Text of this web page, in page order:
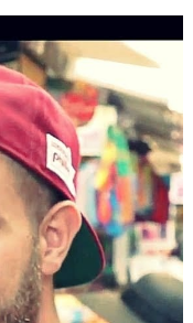
ciento cada año desde
con la rica
y una gran variedad de
país atribuyó el